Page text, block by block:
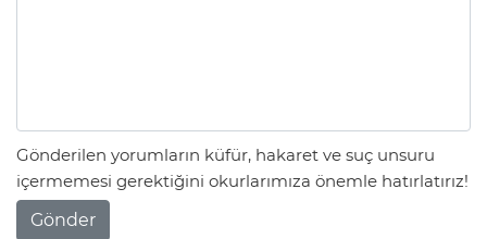
Gönderilen yorumların küfür, hakaret ve suç unsuru
içermemesi gerektiğini okurlarımıza önemle hatırlatırız!
Gönder